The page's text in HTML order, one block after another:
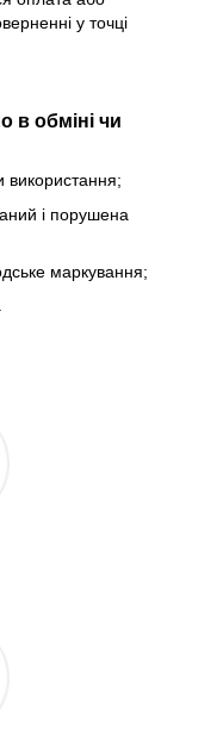
у точці
в обміні чи
використання;
і порушена
маркування;